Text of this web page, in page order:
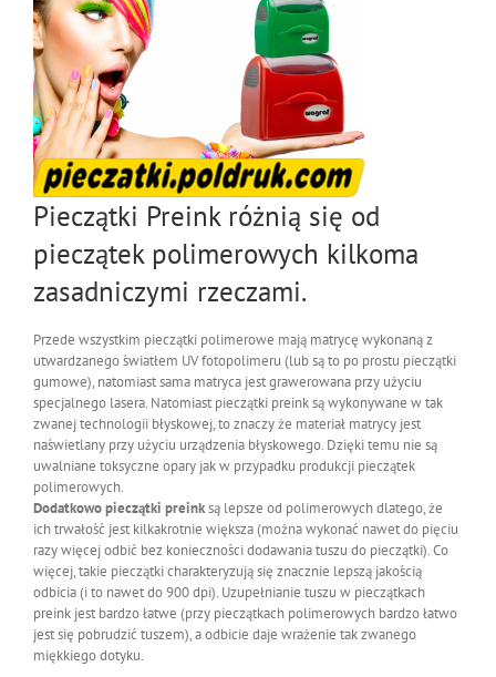
Pieczątki Preink różnią się od
pieczątek polimerowych kilkoma
zasadniczymi rzeczami.
Przede wszystkim pieczątki polimerowe mają matrycę wykonaną z
utwardzanego światłem UV fotopolimeru (lub są to po prostu pieczątki
gumowe), natomiast sama matryca jest grawerowana przy użyciu
specjalnego lasera. Natomiast pieczątki preink są wykonywane w tak
zwanej technologii błyskowej, to znaczy że materiał matrycy jest
naświetlany przy użyciu urządzenia błyskowego. Dzięki temu nie są
uwalniane toksyczne opary jak w przypadku produkcji pieczątek
polimerowych.
Dodatkowo pieczątki preinksą lepsze od polimerowych dlatego, że
ich trwałość jest kilkakrotnie większa (można wykonać nawet do pięciu
razy więcej odbić bez konieczności dodawania tuszu do pieczątki). Co
więcej, takie pieczątki charakteryzują się znacznie lepszą jakością
odbicia (i to nawet do 900 dpi). Uzupełnianie tuszu w pieczątkach
preink jest bardzo łatwe (przy pieczątkach polimerowych bardzo łatwo
jest się pobrudzić tuszem), a odbicie daje wrażenie tak zwanego
miękkiego dotyku.